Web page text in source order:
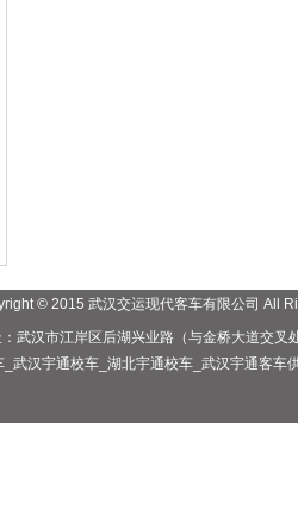
© 2015 武汉交运现代客车有限公司 All
武汉市江岸区后湖兴业路（与金桥大道交
武汉宇通校车_湖北宇通校车_武汉宇通客